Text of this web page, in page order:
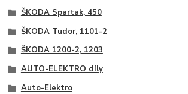
ŠKODA Spartak, 450
ŠKODA Tudor, 1101-2
ŠKODA 1200-2, 1203
AUTO-ELEKTRO díly
Auto-Elektro